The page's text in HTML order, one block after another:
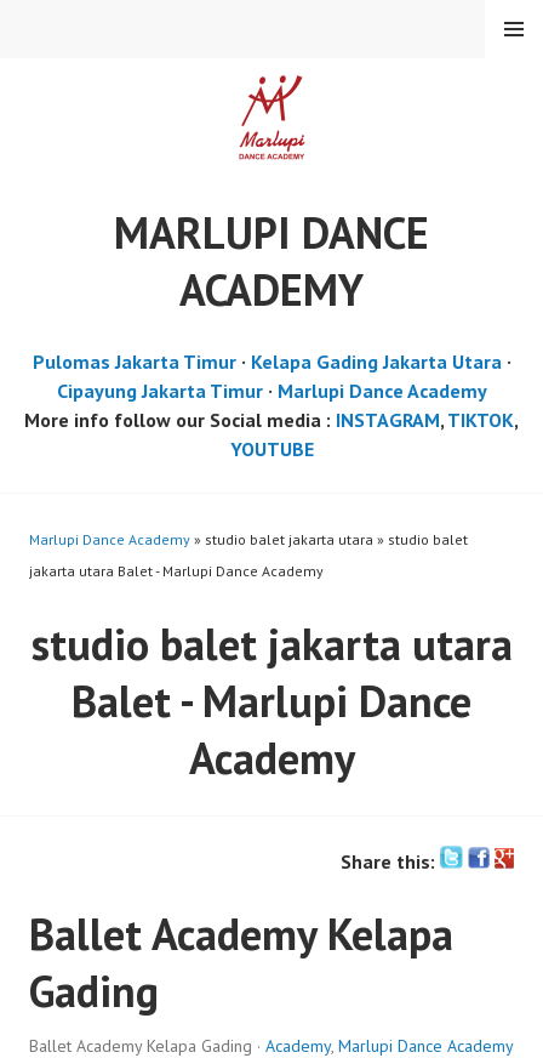
MARLUPI DANCE
ACADEMY
MENU
Pulomas Jakarta Timur· Kelapa Gading Jakarta Utara·
Cipayung Jakarta Timur· Marlupi Dance Academy
More info follow our Social media : INSTAGRAM, TIKTOK,
YOUTUBE
Marlupi Dance Academy » studio balet jakarta utara » studio balet
jakarta utara Balet - Marlupi Dance Academy
studio balet jakarta utara
Balet - Marlupi Dance
Academy
Share this:
Ballet Academy Kelapa
Gading
Ballet Academy Kelapa Gading · Academy, Marlupi Dance Academy